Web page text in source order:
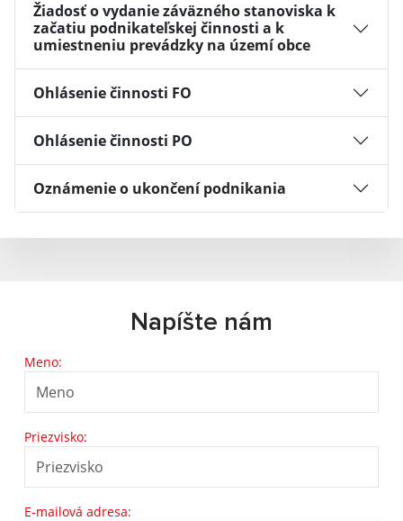
Žiadosť o vydanie záväzného stanoviska k
začatiu podnikateľskej činnosti a k
umiestneniu prevádzky na území obce
Ohlásenie činnosti FO
Ohlásenie činnosti PO
Oznámenie o ukončení podnikania
Napíšte nám
Meno:
Priezvisko:
E-mailová adresa: